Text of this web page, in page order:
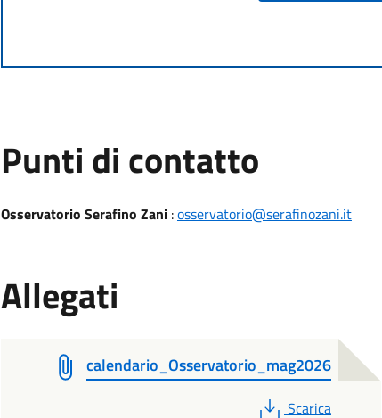
Punti di contatto
Osservatorio Serafino Zani:osservatorio@serafinozani.it
Allegati
calendario_Osservatorio_mag2026
PDF
Scarica